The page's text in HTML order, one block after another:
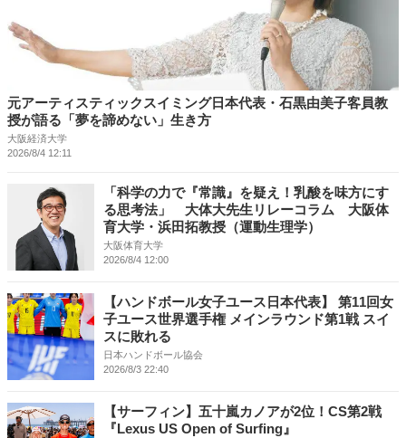
元アーティスティックスイミング日本代表・石黒由美子客員教
授が語る「夢を諦めない」生き方
大阪経済大学
2026/8/4 12:11
「科学の力で『常識』を疑え！乳酸を味方にす
る思考法」 大体大先生リレーコラム 大阪体
育大学・浜田拓教授（運動生理学）
大阪体育大学
2026/8/4 12:00
【ハンドボール女子ユース日本代表】 第11回女
子ユース世界選手権 メインラウンド第1戦 スイ
スに敗れる
日本ハンドボール協会
2026/8/3 22:40
【サーフィン】五十嵐カノアが2位！CS第2戦
『Lexus US Open of Surfing』